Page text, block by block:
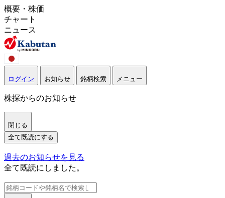
概要・株価
チャート
ニュース
ログイン お知らせ 銘柄検索 メニュー
株探からのお知らせ
閉じる
全て既読にする
過去のお知らせを見る
全て既読にしました。